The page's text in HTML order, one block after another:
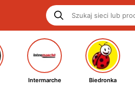
Intermarche Biedronka